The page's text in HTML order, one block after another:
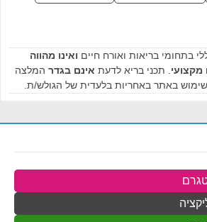
בתחומי בריאות ואורח חיים ואינו מהווה
מקצועי. תכני בריא לדעת אינם בגדר המלצה
באתר באחריות בלעדית של הגולש/ת.